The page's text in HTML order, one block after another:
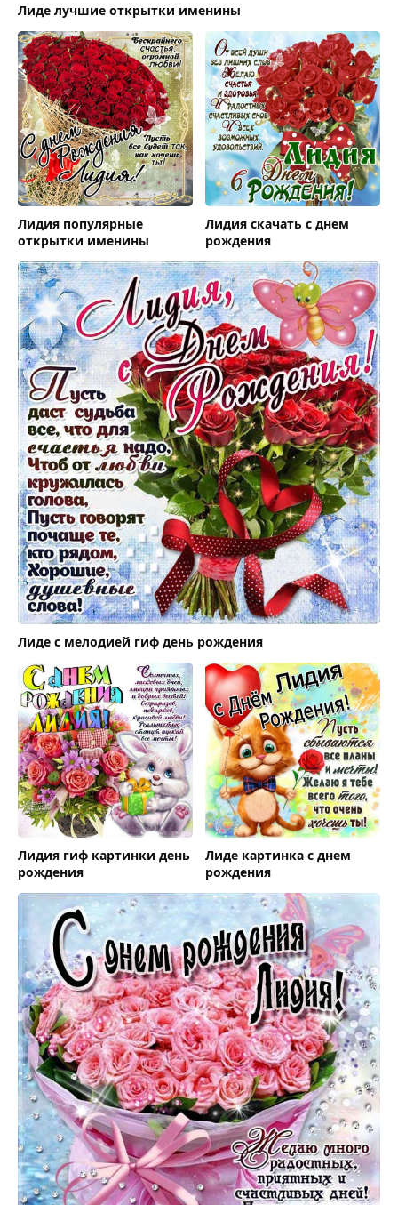
Лиде лучшие открытки именины
Лидия популярные
открытки именины
Лидия скачать c днем
рождения
Лиде с мелодией гиф день рождения
Лидия гиф картинки день
рождения
Лиде картинка c днем
рождения